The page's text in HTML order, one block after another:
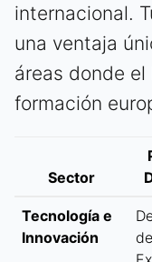
internacional.
una ventaja
áreas donde
formación
Sector
Tecnología e
Innovación